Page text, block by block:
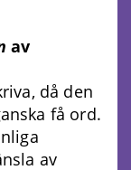
av
då den
få ord.
av